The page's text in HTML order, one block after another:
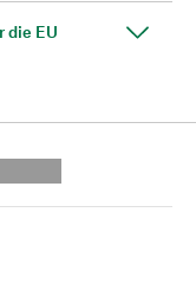
die EU